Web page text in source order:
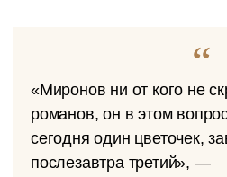
«Миронов ни от кого не
романов, он в этом
сегодня один цветочек,
послезавтра третий», —